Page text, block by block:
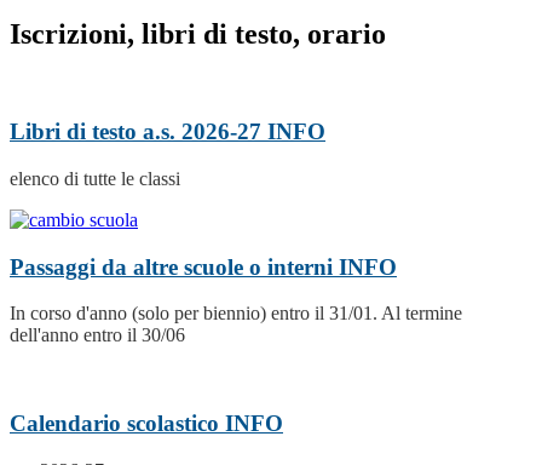
Iscrizioni, libri di testo, orario
Libri di testo a.s. 2026-27 INFO
elenco di tutte le classi
Passaggi da altre scuole o interni INFO
In corso d'anno (solo per biennio) entro il 31/01. Al termine
dell'anno entro il 30/06
Calendario scolastico INFO